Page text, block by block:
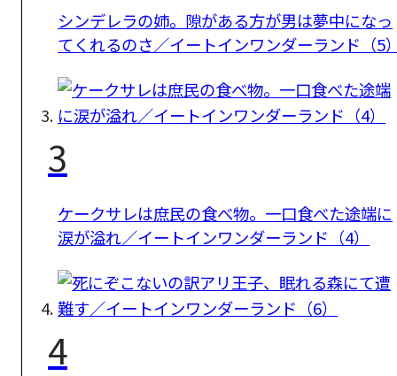
シンデレラの姉。隙がある方が男は夢中になっ
てくれるのさ／イートインワンダーランド（5
3
ケークサレは庶民の食べ物。一口食べた途端に
涙が溢れ／イートインワンダーランド（4）
4